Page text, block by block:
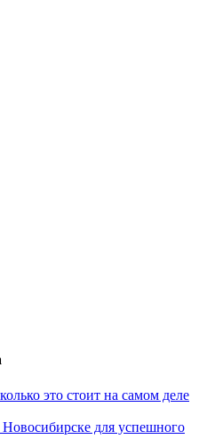
это стоит на самом деле
для успешного